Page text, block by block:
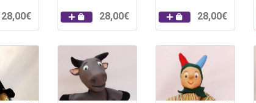
28,00€ 28,00€ 28,00€